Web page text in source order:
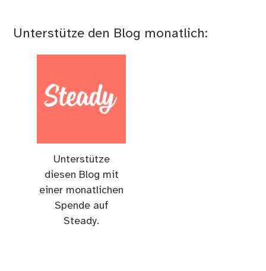
Unterstütze den Blog monatlich:
Unterstütze
diesen Blog mit
einer monatlichen
Spende auf
Steady.